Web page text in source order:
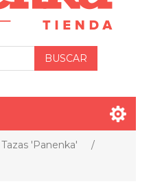
Tazas 'Panenka'
/